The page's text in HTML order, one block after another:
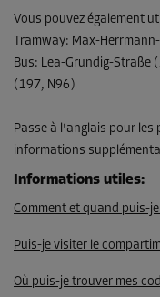
Compartiment 26
Surface: 2,4 m²
Volume: 6,2 m³
Long:2,2m Larg: 1,1
106,00 EUR/mois
Vous pouvez également
Tramway: Max-
Bus: Lea-Grundig-Straße
(197, N96)
Passe à l'anglais pour
informations
Informations utiles:
Comment et quand puis-
Puis-je visiter le
Où puis-je trouver mes